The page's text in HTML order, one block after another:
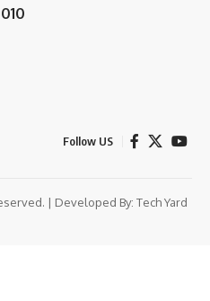
Follow US
| Developed By: Tech Yard